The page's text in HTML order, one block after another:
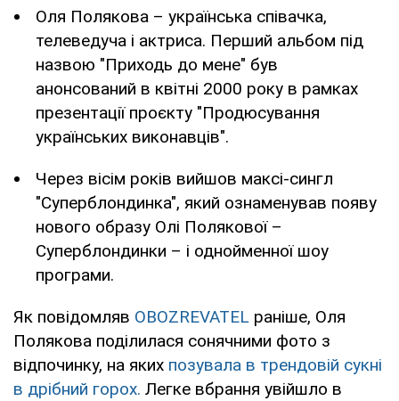
Оля Полякова – українська співачка,
телеведуча і актриса. Перший альбом під
назвою "Приходь до мене" був
анонсований в квітні 2000 року в рамках
презентації проєкту "Продюсування
українських виконавців".
Через вісім років вийшов максі-сингл
"Суперблондинка", який ознаменував появу
нового образу Олі Полякової –
Суперблондинки – і однойменної шоу
програми.
Як повідомляв OBOZREVATEL раніше, Оля
Полякова поділилася сонячними фото з
відпочинку, на яких позувала в трендовій сукні
в дрібний горох. Легке вбрання увійшло в